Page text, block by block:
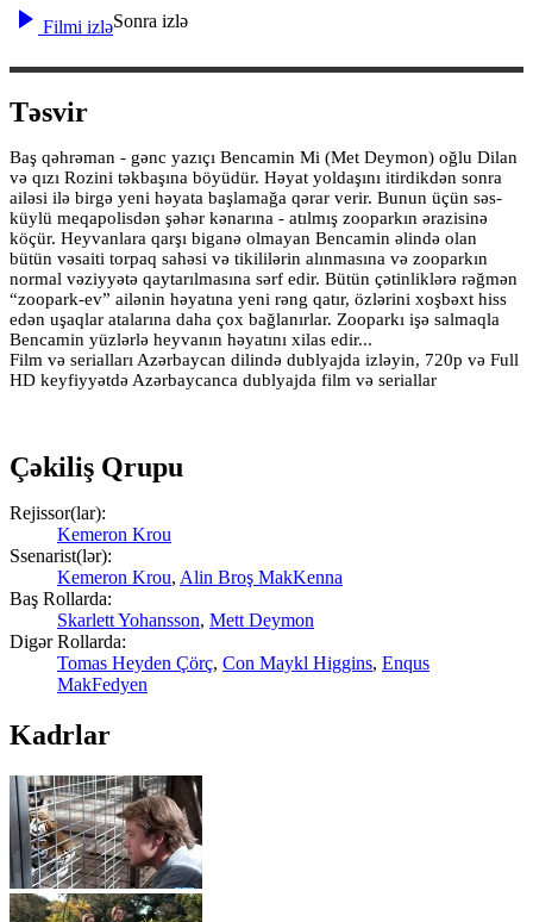
Filmi izləSonra izlə
Təsvir
Baş qəhrəman - gənc yazıçı Bencamin Mi (Met Deymon) oğlu Dilan
və qızı Rozini təkbaşına böyüdür. Həyat yoldaşını itirdikdən sonra
ailəsi ilə birgə yeni həyata başlamağa qərar verir. Bunun üçün səs-
küylü meqapolisdən şəhər kənarına - atılmış zooparkın ərazisinə
köçür. Heyvanlara qarşı biganə olmayan Bencamin əlində olan
bütün vəsaiti torpaq sahəsi və tikililərin alınmasına və zooparkın
normal vəziyyətə qaytarılmasına sərf edir. Bütün çətinliklərə rəğmən
“zoopark-ev” ailənin həyatına yeni rəng qatır, özlərini xoşbəxt hiss
edən uşaqlar atalarına daha çox bağlanırlar. Zooparkı işə salmaqla
Bencamin yüzlərlə heyvanın həyatını xilas edir...
Film və serialları Azərbaycan dilində dublyajda izləyin, 720p və Full
HD keyfiyyətdə Azərbaycanca dublyajda film və seriallar
Çəkiliş Qrupu
Rejissor(lar):
Kemeron Krou
Ssenarist(lər):
Kemeron Krou, Alin Broş MakKenna
Baş Rollarda:
Skarlett Yohansson, Mett Deymon
Digər Rollarda:
Tomas Heyden Çörç, Con Maykl Higgins, Enqus
MakFedyen
Kadrlar